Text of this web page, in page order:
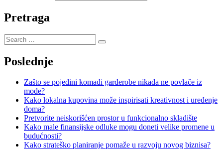
Pretraga
Poslednje
Zašto se pojedini komadi garderobe nikada ne povlače iz
mode?
Kako lokalna kupovina može inspirisati kreativnost i uređenje
doma?
Pretvorite neiskorišćen prostor u funkcionalno skladište
Kako male finansijske odluke mogu doneti velike promene u
budućnosti?
Kako strateško planiranje pomaže u razvoju novog biznisa?